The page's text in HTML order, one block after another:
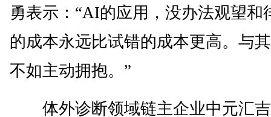
勇表示：“AI的应用，没办法观望和
的成本永远比试错的成本更高。与
不如主动拥抱。”
体外诊断领域链主企业中元汇吉